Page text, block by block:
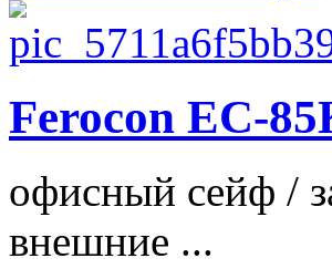
Ferocon ЕС-
офисный сейф /
внешние ...